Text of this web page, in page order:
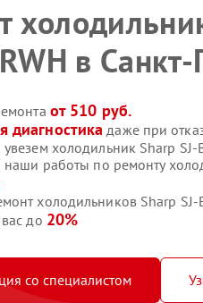
в
от 510 руб.
диагностика даже при
холодильник Sharp SJ-
наши работы по ремонту
холодильников Sharp SJ-
до 20%
со специалистом